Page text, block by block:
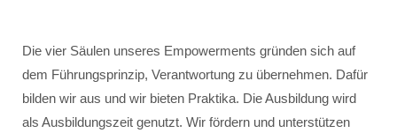
Die vier Säulen unseres Empowerments gründen sich auf
dem Führungsprinzip, Verantwortung zu übernehmen. Dafür
bilden wir aus und wir bieten Praktika. Die Ausbildung wird
als Ausbildungszeit genutzt. Wir fördern und unterstützen